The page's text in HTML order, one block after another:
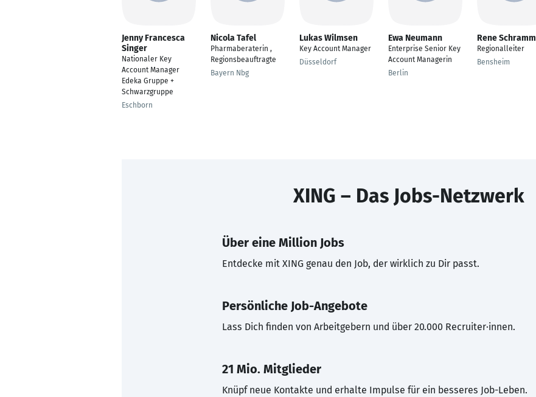
Jenny Francesca
Singer
Nationaler Key
Account Manager
Edeka Gruppe +
Schwarzgruppe
Eschborn
Nicola Tafel
Pharmaberaterin ,
Regionsbeauftragte
Bayern Nbg
Lukas Wilmsen
Key Account Manager
Düsseldorf
Ewa Neumann
Enterprise Senior Key
Account Managerin
Berlin
Rene Schramm
Regionalleiter
Bensheim
XING – Das Jobs-Netzwerk
Über eine Million Jobs
Entdecke mit XING genau den Job, der wirklich zu Dir passt.
Persönliche Job-Angebote
Lass Dich finden von Arbeitgebern und über 20.000 Recruiter·innen.
21 Mio. Mitglieder
Knüpf neue Kontakte und erhalte Impulse für ein besseres Job-Leben.